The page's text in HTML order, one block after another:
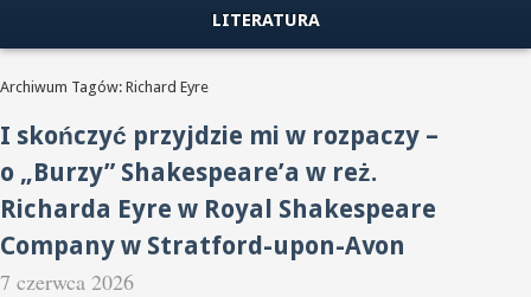
LITERATURA
Archiwum Tagów: Richard Eyre
I skończyć przyjdzie mi w rozpaczy –
o „Burzy” Shakespeare’a w reż.
Richarda Eyre w Royal Shakespeare
Company w Stratford-upon-Avon
7 czerwca 2026